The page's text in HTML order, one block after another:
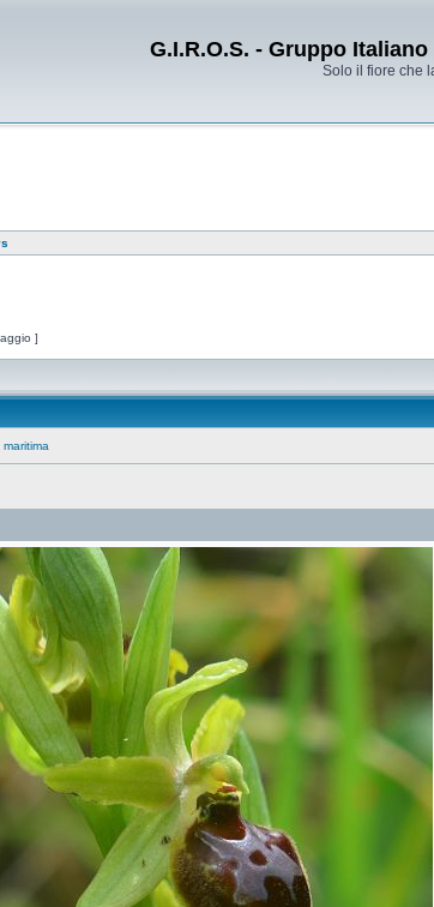
G.I.R.O.S. - Gruppo
Solo il fiore che
]